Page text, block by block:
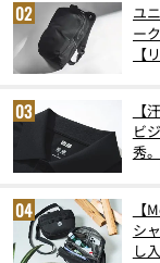
ユ
ー
【
【
ビ
秀
【
シ
し